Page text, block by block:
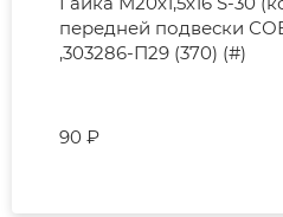
передней подвески
,303286-П29 (370) (#)
90 ₽